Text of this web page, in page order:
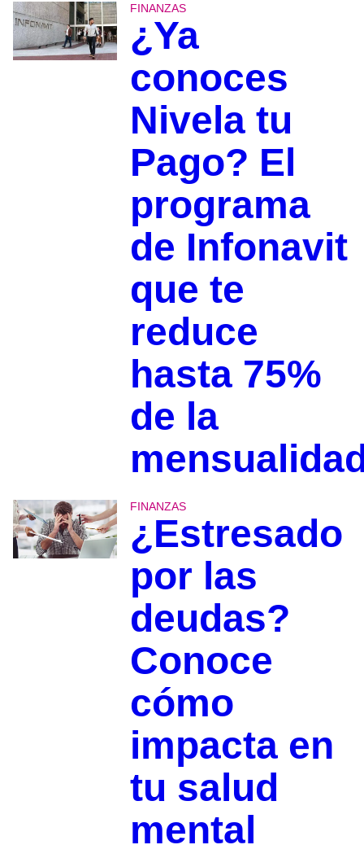
FINANZAS
¿Ya
conoces
Nivela tu
Pago? El
programa
de Infonavit
que te
reduce
hasta 75%
de la
FINANZAS
¿Estresado
por las
deudas?
Conoce
cómo
impacta en
tu salud
mental